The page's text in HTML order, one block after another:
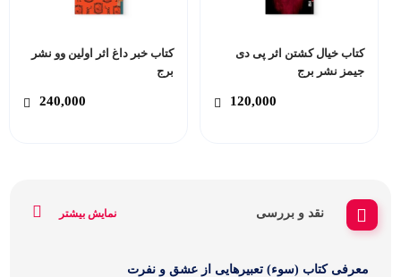
کتاب خیال کشتن اثر پی دی
جیمز نشر برج
120,000
کتاب خبر داغ اثر اولین وو نشر
برج
240,000
نقد و بررسی نمایش بیشتر
معرفی کتاب (سوء) تعبیرهایی از عشق و نفرت